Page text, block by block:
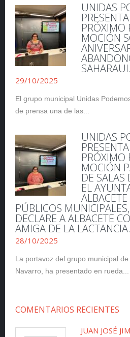
UNIDAS
PRÓXIMO
MOCIÓN
SAHARAUI.
29/10/2025
El grupo municipal Unidas
de prensa una de las...
UNIDAS
PRÓXIMO
MOCIÓN
DE SALAS
EL
PÚBLICOS
DECLARE A ALBACETE
AMIGA DE LA LACTANCIA.
28/10/2025
La portavoz del grupo municipal
Navarro, ha presentado en rueda...
COMENTARIOS RECIENTES
JUAN JOSÉ